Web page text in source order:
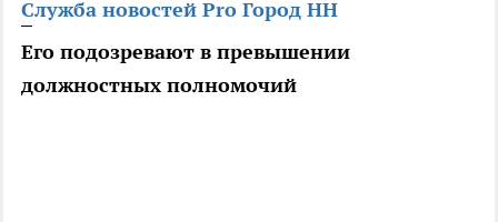
Служба новостей Pro Город НН
Его подозревают в превышении
должностных полномочий